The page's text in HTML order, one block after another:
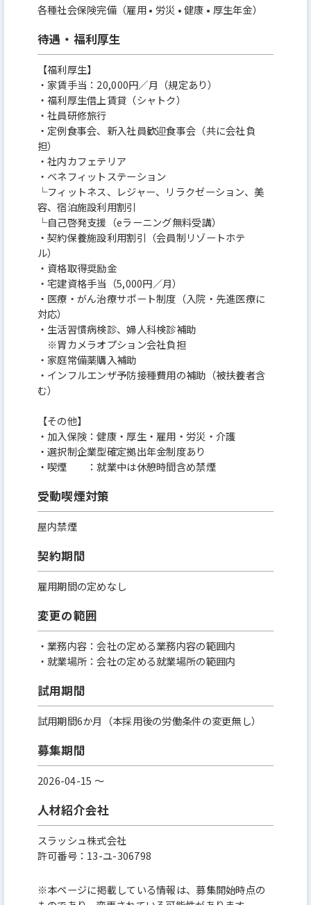
各種社会保険完備（雇用 • 労災 • 健康 • 厚生年金）
待遇・福利厚生
【福利厚生】
・家賃手当：20,000円／月（規定あり）
・福利厚生借上賃貸（シャトク）
・社員研修旅行
・定例食事会、新入社員歓迎食事会（共に会社負
担）
・社内カフェテリア
・ベネフィットステーション
└フィットネス、レジャー、リラクゼーション、美
容、宿泊施設利用割引
└自己啓発支援（eラーニング無料受講）
・契約保養施設利用割引（会員制リゾートホテ
ル）
・資格取得奨励金
・宅建資格手当（5,000円／月）
・医療・がん治療サポート制度（入院・先進医療に
対応）
・生活習慣病検診、婦人科検診補助
※胃カメラオプション会社負担
・家庭常備薬購入補助
・インフルエンザ予防接種費用の補助（被扶養者含
む）
【その他】
・加入保険：健康・厚生・雇用・労災・介護
・選択制企業型確定拠出年金制度あり
・喫煙 ：就業中は休憩時間含め禁煙
受動喫煙対策
屋内禁煙
契約期間
雇用期間の定めなし
変更の範囲
・業務内容：会社の定める業務内容の範囲内
・就業場所：会社の定める就業場所の範囲内
試用期間
試用期間6か月（本採用後の労働条件の変更無し）
募集期間
2026-04-15 〜
人材紹介会社
スラッシュ株式会社
許可番号：13-ユ-306798
※本ページに掲載している情報は、募集開始時点の